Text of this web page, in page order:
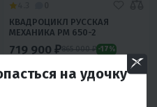
КВАДРОЦИКЛ РУССКАЯ
МЕХАНИКА РМ 650-2
719 900 ₽865 000 ₽ -17%
32 400 ₽ 31 000 ₽
на удочку